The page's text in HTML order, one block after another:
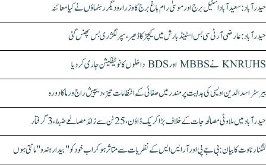
حیدرآباد: سعیدآباد اسٹیل برج اور موسیٰ رام باغ برج کا وزراء و دیگر رہنماؤں نے کیا معائنہ
حیدرآباد: عارضی آر ٹی سی بس اسٹینڈ بارش میں کیچڑ کا ڈھیر، سپر لگژری بس پھنس گئی
KNRUHS نے MBBS اور BDS داخلوں کا نوٹیفکیشن جاری کر دیا
بیرسٹر اسدالدین اویسی کی ہدایت پر مندر میں صفائی کے انتظامات تیز، دیپیش راج ورما کا دورہ
حیدرآباد میں ملاوٹی مصالحہ جات کے خلاف بڑا کریک ڈاؤن، 25 ٹن سے زائد مصالحے ضبط، 3 گرفتار
کنگنا رناوت کا بیان: بی جے پی اور آر ایس ایس کے نظریات سے متاثر ہو کر اب خود کو "بیدار ہندو" مانتی ہوں